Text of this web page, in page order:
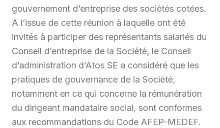
gouvernement d’entreprise des sociétés cotées.
A l’issue de cette réunion à laquelle ont été
invités à participer des représentants salariés du
Conseil d’entreprise de la Société, le Conseil
d’administration d’Atos SE a considéré que les
pratiques de gouvernance de la Société,
notamment en ce qui concerne la rémunération
du dirigeant mandataire social, sont conformes
aux recommandations du Code AFEP-MEDEF.